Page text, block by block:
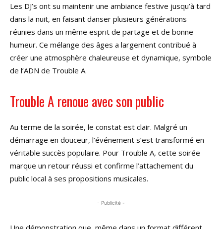
Les DJ’s ont su maintenir une ambiance festive jusqu’à tard
dans la nuit, en faisant danser plusieurs générations
réunies dans un même esprit de partage et de bonne
humeur. Ce mélange des âges a largement contribué à
créer une atmosphère chaleureuse et dynamique, symbole
de l’ADN de Trouble A.
Trouble A renoue avec son public
Au terme de la soirée, le constat est clair. Malgré un
démarrage en douceur, l’événement s’est transformé en
véritable succès populaire. Pour Trouble A, cette soirée
marque un retour réussi et confirme l’attachement du
public local à ses propositions musicales.
- Publicité -